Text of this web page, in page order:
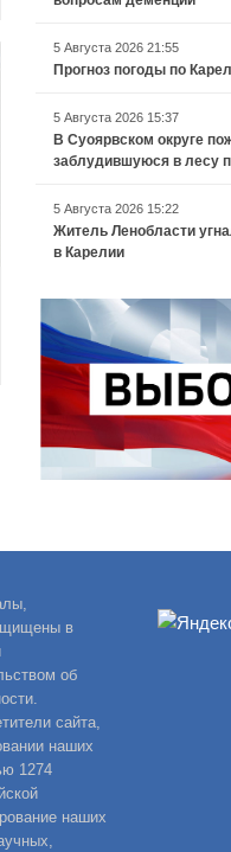
5 Августа 2026 21:55
Прогноз погоды по
5 Августа 2026 15:37
В Суоярвском округе
заблудившуюся в лесу
5 Августа 2026 15:22
Житель Ленобласти
в Карелии
в
об
сайта,
наших
1274
наших